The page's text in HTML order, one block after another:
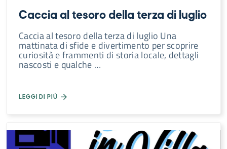
Caccia al tesoro della terza di luglio
Caccia al tesoro della terza di luglio Una
mattinata di sfide e divertimento per scoprire
curiosità e frammenti di storia locale, dettagli
nascosti e qualche …
LEGGI DI PIÙ